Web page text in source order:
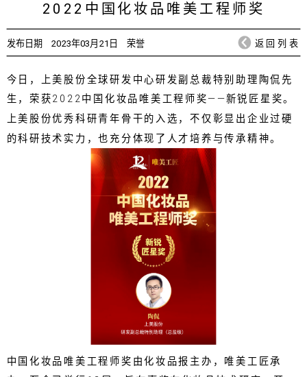
2022中国化妆品唯美工程师奖
发布日期 2023年03月21日 荣誉 返回列表
今日，上美股份全球研发中心研发副总裁特别助理陶侃先
生，荣获2022中国化妆品唯美工程师奖——新锐匠星奖。
上美股份优秀科研青年骨干的入选，不仅彰显出企业过硬
的科研技术实力，也充分体现了人才培养与传承精神。
中国化妆品唯美工程师奖由化妆品报主办，唯美工匠承